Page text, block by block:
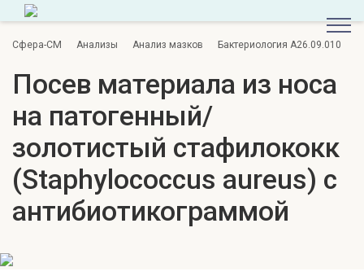
Сфера-СМ Анализы Анализ мазков Бактериология A26.09.010
Посев материала из носа
на патогенный/
золотистый стафилококк
(Staphylococcus aureus) с
антибиотикограммой